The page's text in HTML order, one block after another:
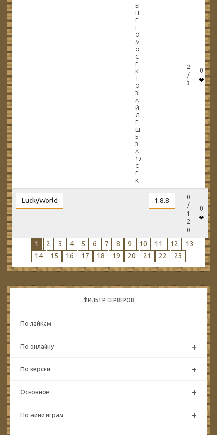
Ы
Н
Е
Г
О
М
О
С
Е
К
Т
О
З
А
Й
Д
Е
Ш
Ь
З
А
10
С
Е
К
2
/
3
0
❤
LuckyWorld 1.8.8
0
/
1
2
0
0
❤
1 2 3 4 5 6 7 8 9 10 11 12
13
14
15 16 17 18 19 20 21 22 23
ФИЛЬТР СЕРВЕРОВ
По лайкам
По онлайну +
По версии +
Основное +
По мини играм +